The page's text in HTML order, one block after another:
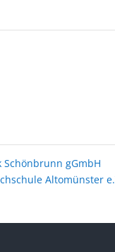
gGmbH
Altomünster